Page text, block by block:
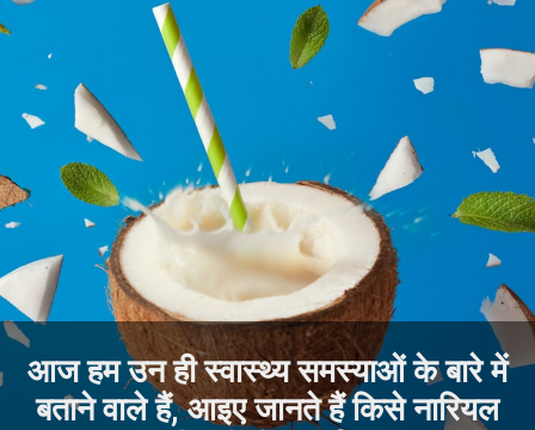
आज हम उन ही स्वास्थ्य समस्याओं के बारे में
बताने वाले हैं, आइए जानते हैं किसे नारियल